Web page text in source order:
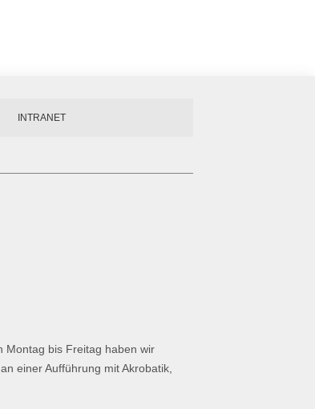
INTRANET
Montag bis Freitag haben wir
einer Aufführung mit Akrobatik,